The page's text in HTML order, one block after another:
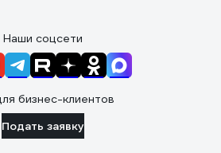
Наши соцсети
бизнес-клиентов
Подать заявку